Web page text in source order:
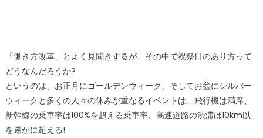
「働き方改革」とよく見聞きするが、その中で祝祭日のあり方って
どうなんだろうか?
というのは、お正月にゴールデンウィーク、そしてお盆にシルバー
ウィークと多くの人々の休みが重なるイベントは、飛行機は満席、
新幹線の乗車率は100%を超える乗車率、高速道路の渋滞は10km以
を遙かに超える!